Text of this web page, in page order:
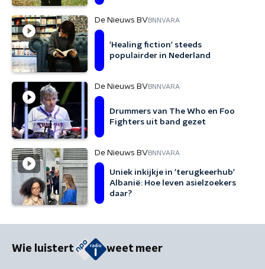
De Nieuws BVBNNVARA
'Healing fiction' steeds
populairder in Nederland
De Nieuws BVBNNVARA
Drummers van The Who en Foo
Fighters uit band gezet
De Nieuws BVBNNVARA
Uniek inkijkje in 'terugkeerhub'
Albanië: Hoe leven asielzoekers
daar?
Wie luistert weet meer